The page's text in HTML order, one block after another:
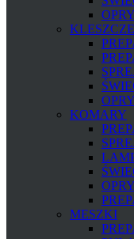
KLESZCZE
KOMARY
MESZKI